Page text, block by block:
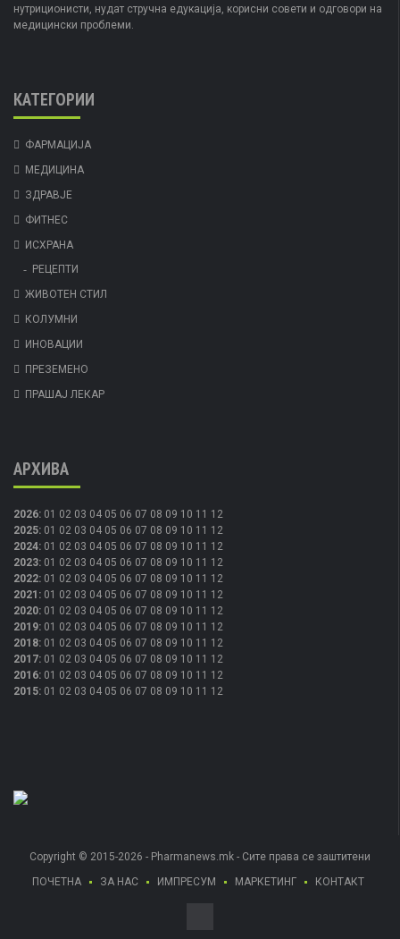
нутриционисти, нудат стручна едукација, корисни совети и одговори на
медицински проблеми.
КАТЕГОРИИ
ФАРМАЦИЈА
МЕДИЦИНА
ЗДРАВЈЕ
ФИТНЕС
ИСХРАНА
РЕЦЕПТИ
ЖИВОТЕН СТИЛ
КОЛУМНИ
ИНОВАЦИИ
ПРЕЗЕМЕНО
ПРАШАЈ ЛЕКАР
АРХИВА
2026: 01 02 03 04 05 06 07 08 09 10 11 12
2025: 01 02 03 04 05 06 07 08 09 10 11 12
2024: 01 02 03 04 05 06 07 08 09 10 11 12
2023: 01 02 03 04 05 06 07 08 09 10 11 12
2022: 01 02 03 04 05 06 07 08 09 10 11 12
2021 : 01 02 03 04 05 06 07 08 09 10 11 12
2020: 01 02 03 04 05 06 07 08 09 10 11 12
2019: 01 02 03 04 05 06 07 08 09 10 11 12
2018: 01 02 03 04 05 06 07 08 09 10 11 12
2017: 01 02 03 04 05 06 07 08 09 10 11 12
2016: 01 02 03 04 05 06 07 08 09 10 11 12
2015: 01 02 03 04 05 06 07 08 09 10 11 12
Copyright © 2015-2026 - Pharmanews.mk - Сите права се заштитени
ПОЧЕТНА
ЗА НАС ИМПРЕСУМ МАРКЕТИНГ КОНТАКТ